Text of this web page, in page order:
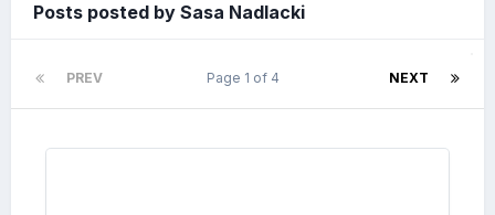
Posts posted by Sasa Nadlacki
PREV NEXT
Page 1 of 4